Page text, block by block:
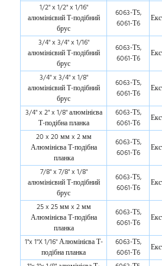
1/2" x 1/2" x 1/16"
алюмінієвий Т-подібний
брус
6063-Т5,
6061-Т6
3/4" x 3/4" x 1/16"
алюмінієвий Т-подібний
брус
6063-Т5,
6061-Т6
3/4" x 3/4" x 1/8"
алюмінієвий Т-подібний
брус
6063-Т5,
6061-Т6
3/4" x 2" x 1/8" алюмінієва
Т-подібна планка
6063-Т5,
6061-Т6
20 x 20 мм x 2 мм
Алюмінієва Т-подібна
планка
6063-Т5,
6061-Т6
7/8" x 7/8" x 1/8"
алюмінієвий Т-подібний
брус
6063-Т5,
6061-Т6
25 x 25 мм x 2 мм
Алюмінієва Т-подібна
планка
6063-Т5,
6061-Т6
1"x 1"X 1/16" Алюмінієва Т-
подібна планка
6063-Т5,
6061-Т6